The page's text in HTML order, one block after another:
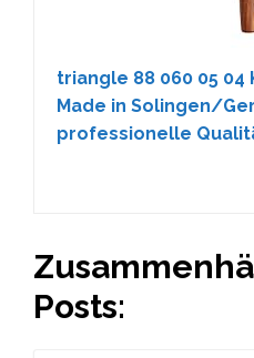
triangle 88 060 05
Made in Solingen/
professionelle
Posts: